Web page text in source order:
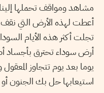
مشاهد ومواقف تحملها
أعطت لهذه الأرض التي نقف
تجلت أكثر هذه الأيام
أرض سوداء تحترق بأجساد
يوما بعد يوم تتجاوز
استيعابها حل بك الجنون